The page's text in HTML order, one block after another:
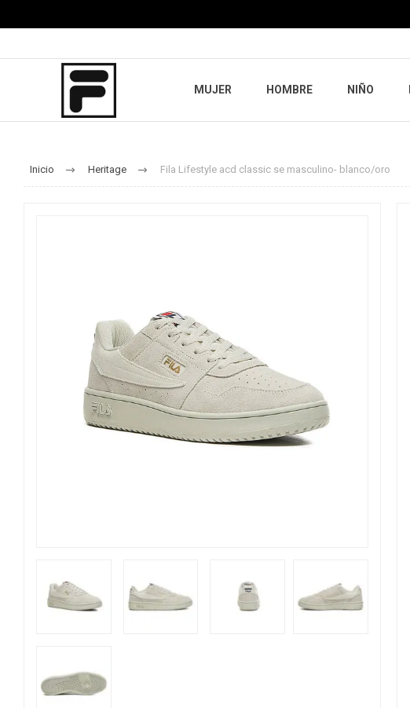
MUJER HOMBRE NIÑO
Inicio Heritage Fila Lifestyle acd classic se masculino- blanco/oro